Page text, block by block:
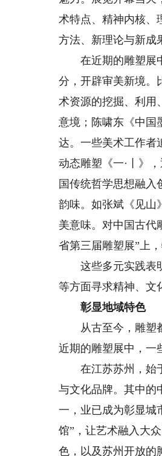
术特点、精神内核、
方法、新理论与新成
在近期的雕塑展中
分，开辟审美新境。
术资源的挖掘、利用
意境；陈啸东《中国
达。一些美术工作者
动态雕塑《一·丨》
国传统哲学思想融入
韵味。如张斌《见山
美意味。对中国古
省第三届雕塑展”上
这些多元实践表明
等方面寻求精神、文
彰显地域特色
从古至今，雕塑都
近期的雕塑展中，一
在江苏苏州，始于
与文化品牌。其中的
一，业已成为彰显城
馆”，让艺术融入大
色，以及苏州开放的